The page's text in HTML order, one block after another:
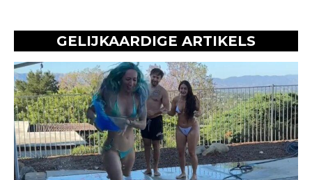
GELIJKAARDIGE ARTIKELS